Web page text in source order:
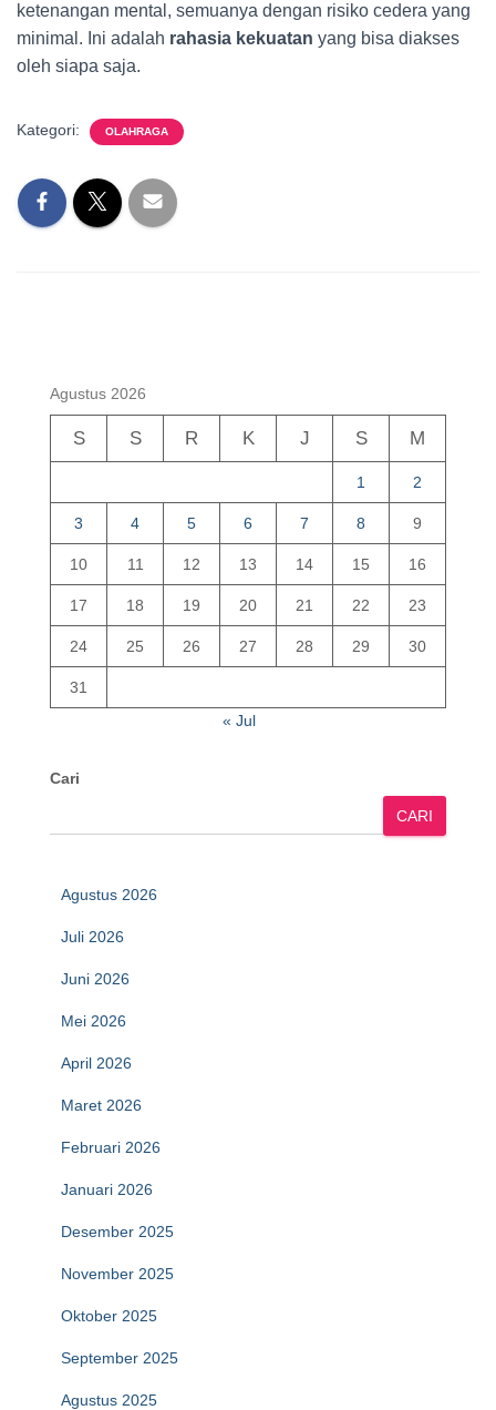
ketenangan mental, semuanya dengan risiko cedera yang
minimal. Ini adalah rahasia kekuatan yang bisa diakses
oleh siapa saja.
Kategori: OLAHRAGA
Agustus 2026
S S R K J S M
1 2
3 4 5 6 7 8 9
10 11 12 13 14 15 16
17 18 19 20 21 22 23
24 25 26 27 28 29 30
31
« Jul
Cari
CARI
Agustus 2026
Juli 2026
Juni 2026
Mei 2026
April 2026
Maret 2026
Februari 2026
Januari 2026
Desember 2025
November 2025
Oktober 2025
September 2025
Agustus 2025